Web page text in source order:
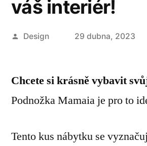
váš interiér!
Autor
Design 29 dubna, 2023
Chcete si krásně vybavit
Podnožka Mamaia je pro to
Tento kus nábytku se